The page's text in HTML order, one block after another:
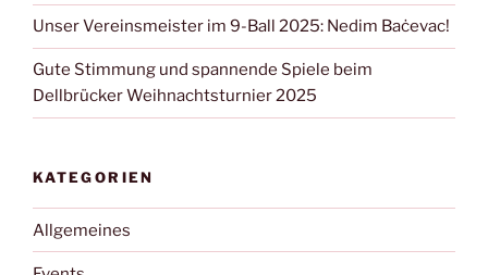
Unser Vereinsmeister im 9-Ball 2025: Nedim Baċevac!
Gute Stimmung und spannende Spiele beim
Dellbrücker Weihnachtsturnier 2025
KATEGORIEN
Allgemeines